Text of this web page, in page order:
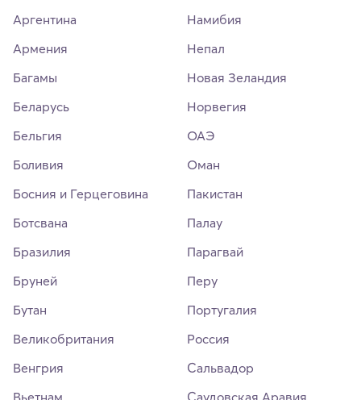
Аргентина
Армения
Багамы
Беларусь
Бельгия
Боливия
Босния и Герцеговина
Ботсвана
Бразилия
Бруней
Бутан
Великобритания
Венгрия
Намибия
Непал
Новая Зеландия
Норвегия
ОАЭ
Оман
Пакистан
Палау
Парагвай
Перу
Португалия
Россия
Сальвадор